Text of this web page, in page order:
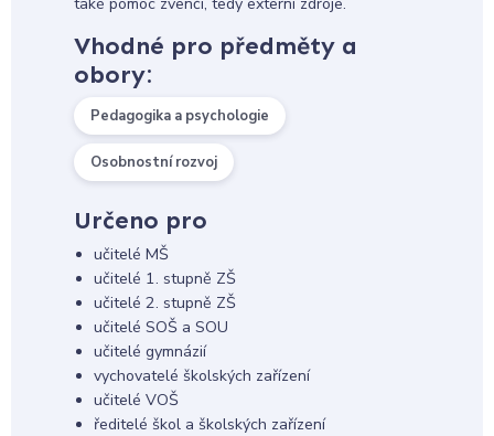
Vhodné pro předměty a
obory:
Pedagogika a psychologie
Osobnostní rozvoj
Určeno pro
učitelé MŠ
učitelé 1. stupně ZŠ
učitelé 2. stupně ZŠ
učitelé SOŠ a SOU
učitelé gymnázií
vychovatelé školských zařízení
učitelé VOŠ
ředitelé škol a školských zařízení